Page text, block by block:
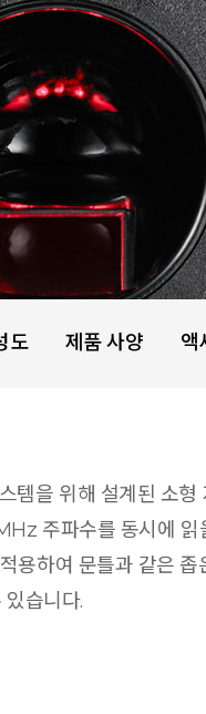
도 제품 사양 액
을 위해 설계된 소형
주파수를 동시에
하여 문틀과 같은 좁
습니다.